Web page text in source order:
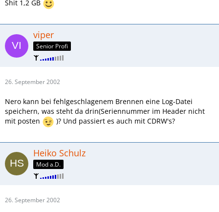
Shit 1,2 GB
viper
Senior Profi
26. September 2002
Nero kann bei fehlgeschlagenem Brennen eine Log-Datei
speichern, was steht da drin(Seriennummer im Header nicht
mit posten
)? Und passiert es auch mit CDRW's?
Heiko Schulz
Mod a.D.
26. September 2002